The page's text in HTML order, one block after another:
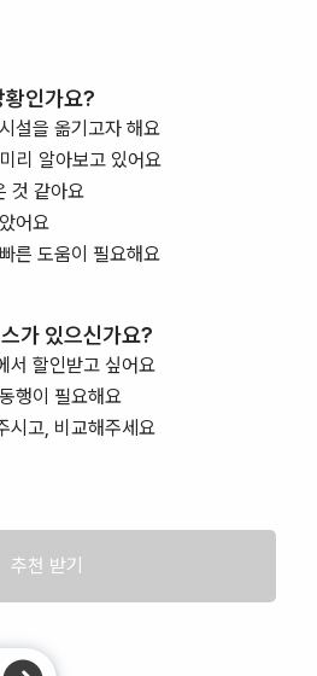
황인가요?
설을 옮기고자 해요
리 알아보고 있어요
것 같아요
어요
른 도움이 필요해요
가 있으신가요?
서 할인받고 싶어요
행이 필요해요
시고, 비교해주세요
추천 받기